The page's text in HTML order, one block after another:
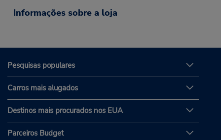
Informações sobre a loja
Pesquisas populares
Carros mais alugados
Destinos mais procurados nos EUA
Parceiros Budget